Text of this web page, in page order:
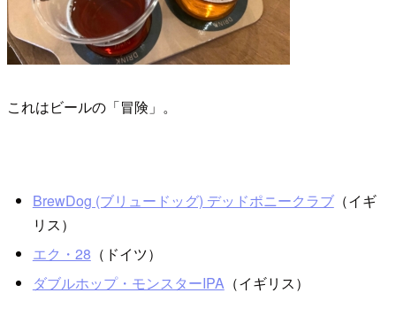
これはビールの「冒険」。
BrewDog (ブリュードッグ) デッドポニークラブ（イギ
リス）
エク・28 （ドイツ）
ダブルホップ・モンスターIPA（イギリス）